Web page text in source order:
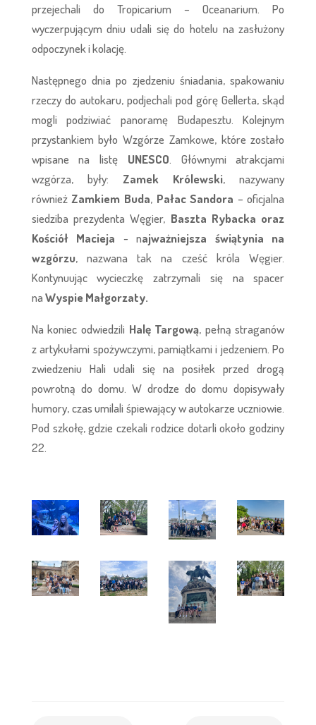
przejechali do Tropicarium – Oceanarium. Po
wyczerpującym dniu udali się do hotelu na zasłużony
odpoczynek i kolację.
Następnego dnia po zjedzeniu śniadania, spakowaniu
rzeczy do autokaru, podjechali pod górę Gellerta, skąd
mogli podziwiać panoramę Budapesztu. Kolejnym
przystankiem było Wzgórze Zamkowe, które zostało
wpisane na listę UNESCO . Głównymi atrakcjami
wzgórza, były: Zamek Królewski, nazywany
również Zamkiem Buda, Pałac Sandora – oficjalna
siedziba prezydenta Węgier, Baszta Rybacka oraz
Kościół Macieja - najważniejsza świątynia na
wzgórzu, nazwana tak na cześć króla Węgier.
Kontynuując wycieczkę zatrzymali się na spacer
naWyspie Małgorzaty.
Na koniec odwiedzili Halę Targową, pełną straganów
z artykułami spożywczymi, pamiątkami i jedzeniem. Po
zwiedzeniu Hali udali się na posiłek przed drogą
powrotną do domu. W drodze do domu dopisywały
humory, czas umilali śpiewający w autokarze uczniowie.
Pod szkołę, gdzie czekali rodzice dotarli około godziny
22.